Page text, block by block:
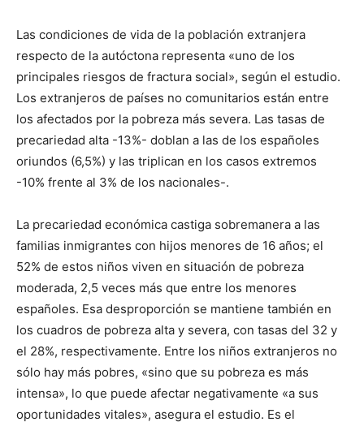
Las condiciones de vida de la población extranjera
respecto de la autóctona representa «uno de los
principales riesgos de fractura social», según el estudio.
Los extranjeros de países no comunitarios están entre
los afectados por la pobreza más severa. Las tasas de
precariedad alta -13%- doblan a las de los españoles
oriundos (6,5%) y las triplican en los casos extremos
-10% frente al 3% de los nacionales-.
La precariedad económica castiga sobremanera a las
familias inmigrantes con hijos menores de 16 años; el
52% de estos niños viven en situación de pobreza
moderada, 2,5 veces más que entre los menores
españoles. Esa desproporción se mantiene también en
los cuadros de pobreza alta y severa, con tasas del 32 y
el 28%, respectivamente. Entre los niños extranjeros no
sólo hay más pobres, «sino que su pobreza es más
intensa», lo que puede afectar negativamente «a sus
oportunidades vitales», asegura el estudio. Es el